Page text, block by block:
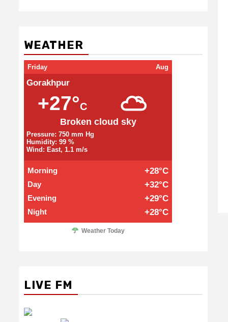
WEATHER
Friday Aug
Gorakhpur
+27°C
Broken cloud sky
Pressure: 750 mm Hg
Humidity: 99 %
Wind: East, 1.1 m/s
Morning +28°C
Day +32°C
Evening +29°C
Night +28°C
Weather Today
LIVE FM